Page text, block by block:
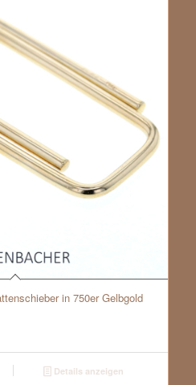
in 750er Gelbgold
Details anzeigen